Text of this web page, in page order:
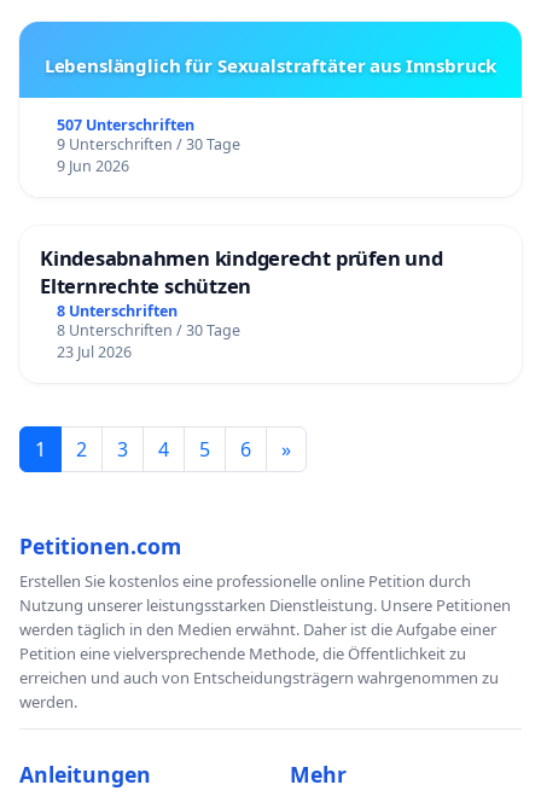
Lebenslänglich für Sexualstraftäter aus Innsbruck
507 Unterschriften
9 Unterschriften / 30 Tage
9 Jun 2026
Kindesabnahmen kindgerecht prüfen und
Elternrechte schützen
8 Unterschriften
8 Unterschriften / 30 Tage
23 Jul 2026
1 2 3 4 5 6 »
Petitionen.com
Erstellen Sie kostenlos eine professionelle online Petition durch
Nutzung unserer leistungsstarken Dienstleistung. Unsere Petitionen
werden täglich in den Medien erwähnt. Daher ist die Aufgabe einer
Petition eine vielversprechende Methode, die Öffentlichkeit zu
erreichen und auch von Entscheidungsträgern wahrgenommen zu
werden.
Anleitungen Mehr